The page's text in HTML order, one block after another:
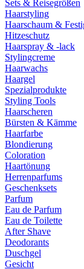
Sets & Reisegrößen
Haarstyling
Haarschaum &
Hitzeschutz
Haarspray & -lack
Stylingcreme
Haarwachs
Haargel
Spezialprodukte
Styling Tools
Haarscheren
Bürsten & Kämme
Haarfarbe
Blondierung
Coloration
Haartönung
Herrenparfums
Geschenksets
Parfum
Eau de Parfum
Eau de Toilette
After Shave
Deodorants
Duschgel
Gesicht